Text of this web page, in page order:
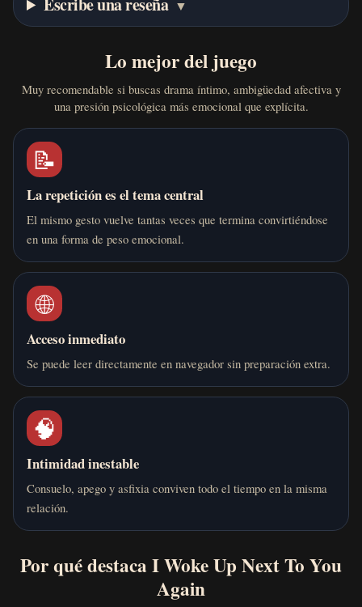
▼
Lo mejor del juego
Muy recomendable si buscas drama íntimo, ambigüedad afectiva y
una presión psicológica más emocional que explícita.
📝
La repetición es el tema central
El mismo gesto vuelve tantas veces que termina convirtiéndose
en una forma de peso emocional.
🌐
Acceso inmediato
Se puede leer directamente en navegador sin preparación extra.
🧠
Intimidad inestable
Consuelo, apego y asfixia conviven todo el tiempo en la misma
relación.
Por qué destaca I Woke Up Next To You
Again